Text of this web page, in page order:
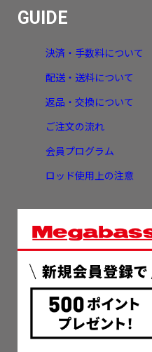
GUIDE
決済・手数料について
配送・送料について
返品・交換について
ご注文の流れ
会員プログラム
ロッド使用上の注意